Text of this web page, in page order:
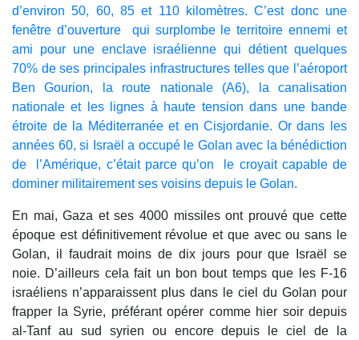
d’environ 50, 60, 85 et 110 kilomètres. C’est donc une
fenêtre d’ouverture qui surplombe le territoire ennemi et
ami pour une enclave israélienne qui détient quelques
70% de ses principales infrastructures telles que l’aéroport
Ben Gourion, la route nationale (A6), la canalisation
nationale et les lignes à haute tension dans une bande
étroite de la Méditerranée et en Cisjordanie. Or dans les
années 60, si Israël a occupé le Golan avec la bénédiction
de l’Amérique, c’était parce qu’on le croyait capable de
dominer militairement ses voisins depuis le Golan.
En mai, Gaza et ses 4000 missiles ont prouvé que cette
époque est définitivement révolue et que avec ou sans le
Golan, il faudrait moins de dix jours pour que Israël se
noie. D’ailleurs cela fait un bon bout temps que les F-16
israéliens n’apparaissent plus dans le ciel du Golan pour
frapper la Syrie, préférant opérer comme hier soir depuis
al-Tanf au sud syrien ou encore depuis le ciel de la